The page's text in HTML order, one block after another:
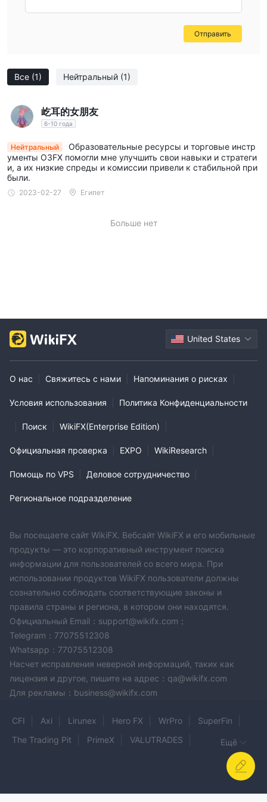
финансовых рынках. Как сложные инструменты,
контракты обычно торгуются с использованием маржи, что
значительно увеличивает сопутствующие риски. Вы можете
Поэтому вам следует тщательно обдумать, подходит ли вам
такой вид инвестиционной деятельности.
Обратите внимание, что информация, содержащаяся в этой
статье, предназначена только для общих информационных
Все (1) Нейтральный (1)
屹耳的女朋友
6-10 года
Нейтральный
Образовательные ресурсы и торговые инстр
ументы O3FX помогли мне улучшить свои навыки и стратеги
и, а их низкие спреды и комиссии привели к стабильной при
были.
2023-02-27 Египет
Больше нет
Отправить
United States
О нас Свяжитесь с нами Напоминания о рисках
Условия использования Политика Конфиденциальности
Поиск WikiFX(Enterprise Edition)
Официальная проверка EXPO WikiResearch
Помощь по VPS Деловое сотрудничество
Региональное подразделение
Вы посещаете сайт WikiFX. Вебсайт WikiFX и его мобильные
продукты — это корпоративный инструмент поиска
информации для пользователей со всего мира. При
использовании продуктов WikiFX пользователи должны
сознательно соблюдать соответствующие законы и
правила страны и региона, в котором они находятся.
Официальный Email：support@wikifx.com；
Telegram：77075512308
Whatsapp：77075512308
Насчет исправления неверной информаций, таких как
лицензия и другое, пишите на адрес：qa@wikifx.com
Для рекламы：business@wikifx.com
CFI Axi Lirunex Hero FX WrPro
SuperFin
The Trading Pit
PrimeX
VALUTRADES
Patria Finance
VIRELLO ZONE
BBT Regal Broker JUNTOSHI
Ещё